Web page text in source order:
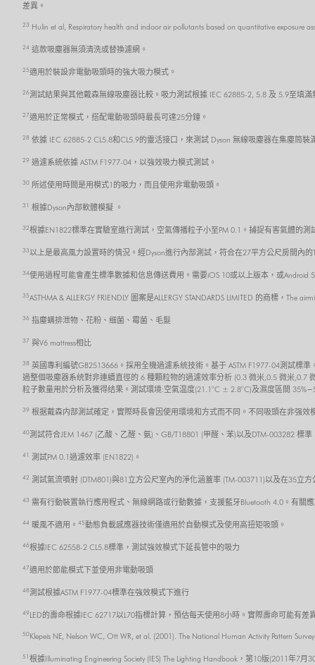
差異。
23 Hulin et al, Respiratory health and indoor air pollutants based on quantitative exposure
24 這款吸塵器無須清洗或替換濾網。
25適用於裝設非電動吸頭時的強大吸力模式。
26 測試結果與其他戴森無線吸塵器比較。吸力測試根據 IEC 62885-2, 5.8 及 5.9至填
27適用於正常模式，搭配電動吸頭時最長可達25分鐘。
28 依據 IEC 62885-2 CL5.8和CL5.9的靈活接口，來測試 Dyson 無線吸塵器在集塵筒
29 過濾系統依據 ASTM F1977-04，以強效吸力模式測試。
30 所述使用時間是用模式1的吸力，而且使用非電動吸頭。
31 根據Dyson內部軟體模擬 。
32根據EN1822標準在實驗室進行測試，空氣傳播粒子小至PM 0.1。捕捉有害氣體的
33以上是最高風力設置時的情況。經Dyson進行內部測試，符合在27平方公尺房間內
34使用過程可能會產生標準數據和信息傳送費用。需要iOS 10或以上版本，或
35ASTHMA & ALLERGY FRIENDLY 圖案是ALLERGY STANDARDS LIMITED 的商標，The
36 指塵螨排泄物、花粉、细菌、霉菌、毛髮
37 與V6 mattress相比
38 英國專利編號GB2513666。採用全機過濾系统技術。基于 ASTM F1977-04測試
過整個吸塵器系统對非連續直徑的 6 種顆粒物的過濾效率分析 (0.3 微米,0.5 微米
粒子數量用於分析及獲得结果。測試環境:空氣温度(21.1°C ± 2.8°C)及濕度區間
39 根据戴森内部測試確定，實際時長會因使用環境和方式而不同。不同吸頭在非强
40測試符合JEM 1467 (乙酸、乙醛、氨)、GB/T18801 (甲醛、苯)以及DTM-003282 標
41 測試PM 0.1過濾效率 (EN1822)。
42 測試氣流噴射 (DTM801)與81立方公尺室內的淨化涵蓋率 (TM-003711)以及在35立
43 需有行動裝置執行應用程式、無線網路或行動數據，支援藍牙Bluetooth 4.0。有關
44 暖風不適用。 45動態負載感應器技術僅適用於自動模式及使用高扭矩吸頭。
46根據IEC 62558-2 CL5.8標準，測試強效模式下延長管中的吸力
47適用於節能模式下並使用非電動吸頭
48 測試根據ASTM F1977-04標準在強效模式下進行
49 LED的壽命根據IEC 62717以L70指標計算，預估每天使用8小時。實際壽命可能有差
50Klepeis NE, Nelson WC, Ott WR, et al. (2001). The National Human Activity Pattern
51 根據Illuminating Engineering Society (IES) The Lighting Handbook，第10版(2011年7月